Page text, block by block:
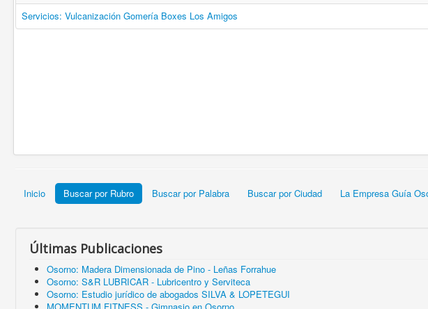
Servicios: Vulcanización Gomería Boxes Los Amigos
Inicio Buscar por Rubro Buscar por Palabra Buscar por Ciudad La Empresa Guía
Últimas Publicaciones
Osorno: Madera Dimensionada de Pino - Leñas Forrahue
Osorno: S&R LUBRICAR - Lubricentro y Serviteca
Osorno: Estudio jurídico de abogados SILVA & LOPETEGUI